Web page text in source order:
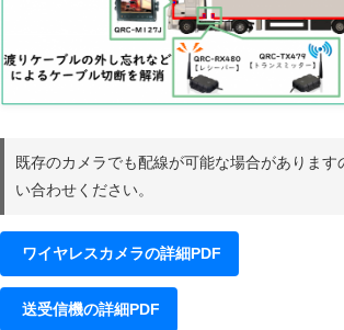
既存のカメラでも配線が可能な場合があります
い合わせください。
ワイヤレスカメラの詳細PDF
送受信機の詳細PDF